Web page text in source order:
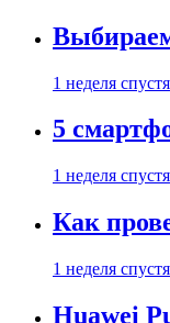
1 неделя спустя
5
1 неделя спустя
Как
1 неделя спустя
Huawei